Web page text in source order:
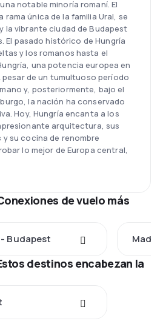
notable minoría romaní. El
rama única de la familia Ural, se
la vibrante ciudad de Budapest
El pasado histórico de Hungría
y los romanos hasta el
una potencia europea en
pesar de un tumultuoso período
y, posteriormente, bajo el
la nación ha conservado
Hoy, Hungría encanta a los
arquitectura, sus
su cocina de renombre
lo mejor de Europa central,
de vuelo más
Budapest
destinos encabezan la